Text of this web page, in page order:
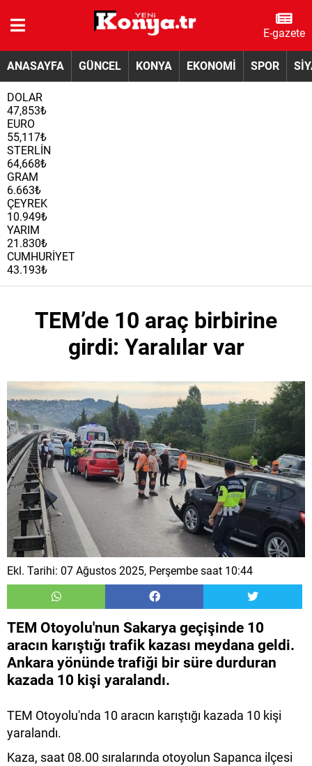
E-gazete
ANASAYFA GÜNCEL KONYA EKONOMİ SPOR
DOLAR
47,853₺
EURO
55,117₺
STERLİN
64,668₺
GRAM
6.663₺
ÇEYREK
10.949₺
YARIM
21.830₺
CUMHURİYET
43.193₺
TEM’de 10 araç birbirine
girdi: Yaralılar var
Ekl. Tarihi: 07 Ağustos 2025, Perşembe saat 10:44
TEM Otoyolu'nun Sakarya geçişinde 10
aracın karıştığı trafik kazası meydana geldi.
Ankara yönünde trafiği bir süre durduran
kazada 10 kişi yaralandı.
TEM Otoyolu'nda 10 aracın karıştığı kazada 10 kişi
yaralandı.
Kaza, saat 08.00 sıralarında otoyolun Sapanca ilçesi